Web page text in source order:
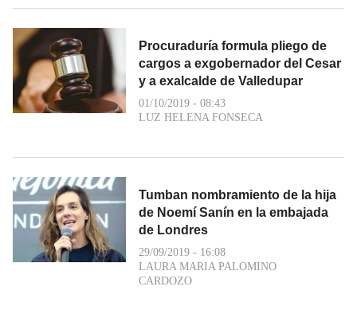
Procuraduría formula pliego de
cargos a exgobernador del Cesar
y a exalcalde de Valledupar
01/10/2019 - 08:43
LUZ HELENA FONSECA
Tumban nombramiento de la hija
de Noemí Sanín en la embajada
de Londres
29/09/2019 - 16:08
LAURA MARIA PALOMINO
CARDOZO